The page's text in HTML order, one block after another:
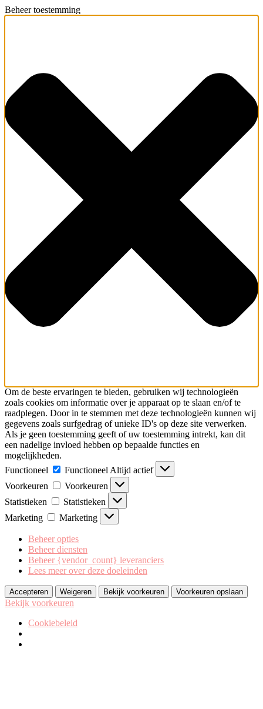
Beheer toestemming
Om de beste ervaringen te bieden, gebruiken wij technologieën
zoals cookies om informatie over je apparaat op te slaan en/of te
raadplegen. Door in te stemmen met deze technologieën kunnen wij
gegevens zoals surfgedrag of unieke ID's op deze site verwerken.
Als je geen toestemming geeft of uw toestemming intrekt, kan dit
een nadelige invloed hebben op bepaalde functies en
mogelijkheden.
Functioneel
Functioneel Altijd actief
Voorkeuren
Voorkeuren
Statistieken
Statistieken
Marketing
Marketing
Beheer opties
Beheer diensten
Beheer {vendor_count} leveranciers
Lees meer over deze doeleinden
Accepteren Weigeren Bekijk voorkeuren Voorkeuren opslaan
Bekijk voorkeuren
Cookiebeleid